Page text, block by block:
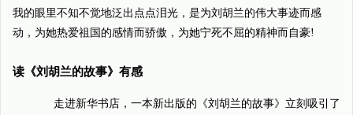
我的眼里不知不觉地泛出点点泪光，是为刘胡兰的伟大事迹而感
动，为她热爱祖国的感情而骄傲，为她宁死不屈的精神而自豪!
读《刘胡兰的故事》有感
走进新华书店，一本新出版的《刘胡兰的故事》立刻吸引了